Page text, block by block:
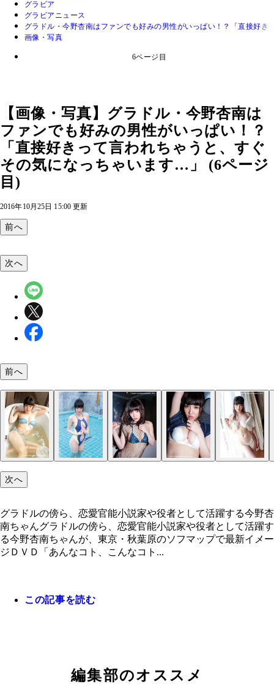
グラビア
グラビアニュース
グラドル・今野杏南はファンでも好みの男性がいっぱい！？「直接好
画像・写真
6ページ目
【画像・写真】グラドル・今野杏南は
ファンでも好みの男性がいっぱい！？
「直接好きって言われちゃうと、すぐ
その気になっちゃいます…」 (6ページ
目)
2016年10月25日 15:00 更新
前へ
次へ
前へ
次へ
グラドルの傍ら、恋愛官能小説家や役者として活躍する今野杏
南ちゃんグラドルの傍ら、恋愛官能小説家や役者として活躍す
る今野杏南ちゃんが、東京・秋葉原のソフマップで最新イメー
ジＤＶＤ「あんなコト、こんなコト...
この記事を読む
編集部のオススメ